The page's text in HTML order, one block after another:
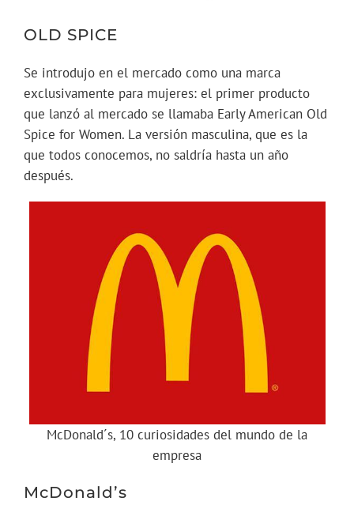
OLD SPICE
Se introdujo en el mercado como una marca
exclusivamente para mujeres: el primer producto
que lanzó al mercado se llamaba Early American Old
Spice for Women. La versión masculina, que es la
que todos conocemos, no saldría hasta un año
después.
McDonald´s, 10 curiosidades del mundo de la
empresa
McDonald’s